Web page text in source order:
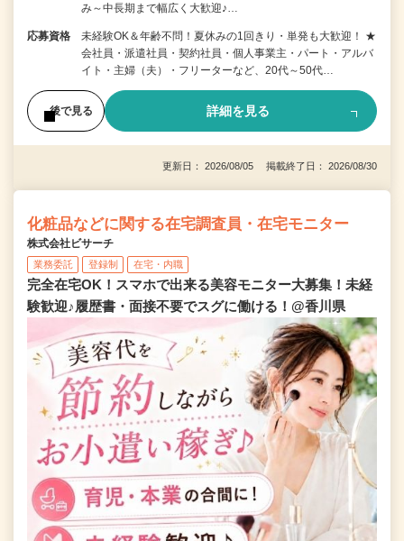
み～中長期まで幅広く大歓迎♪…
応募資格
未経験OK＆年齢不問！夏休みの1回きり・単発も大歓迎！ ★
会社員・派遣社員・契約社員・個人事業主・パート・アルバ
イト・主婦（夫）・フリーターなど、20代～50代…
後で見る 詳細を見る
更新日： 2026/08/05 掲載終了日： 2026/08/30
化粧品などに関する在宅調査員・在宅モニター
株式会社ビサーチ
業務委託 登録制 在宅・内職
完全在宅OK！スマホで出来る美容モニター大募集！未経
験歓迎♪履歴書・面接不要でスグに働ける！@香川県